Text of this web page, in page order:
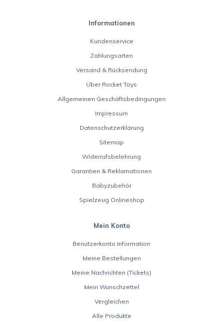
Informationen
Kundenservice
Zahlungsarten
Versand & Rücksendung
Über Rocket Toys
Allgemeinen Geschäftsbedingungen
Impressum
Datenschutzerklärung
Sitemap
Widerrufsbelehrung
Garantien & Reklamationen
Babyzubehör
Spielzeug Onlineshop
Mein Konto
Benutzerkonto Information
Meine Bestellungen
Meine Nachrichten (Tickets)
Mein Wunschzettel
Vergleichen
Alle Produkte